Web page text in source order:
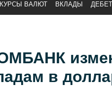
КУРСЫ ВАЛЮТ ВКЛАДЫ
в